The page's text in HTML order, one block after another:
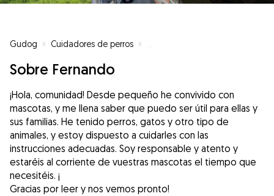
Gudog » Cuidadores de perros »
Sobre Fernando
¡Hola, comunidad! Desde pequeño he convivido con
mascotas, y me llena saber que puedo ser útil para ellas y
sus familias. He tenido perros, gatos y otro tipo de
animales, y estoy dispuesto a cuidarles con las
instrucciones adecuadas. Soy responsable y atento y
estaréis al corriente de vuestras mascotas el tiempo que
necesitéis. ¡
Gracias por leer y nos vemos pronto!